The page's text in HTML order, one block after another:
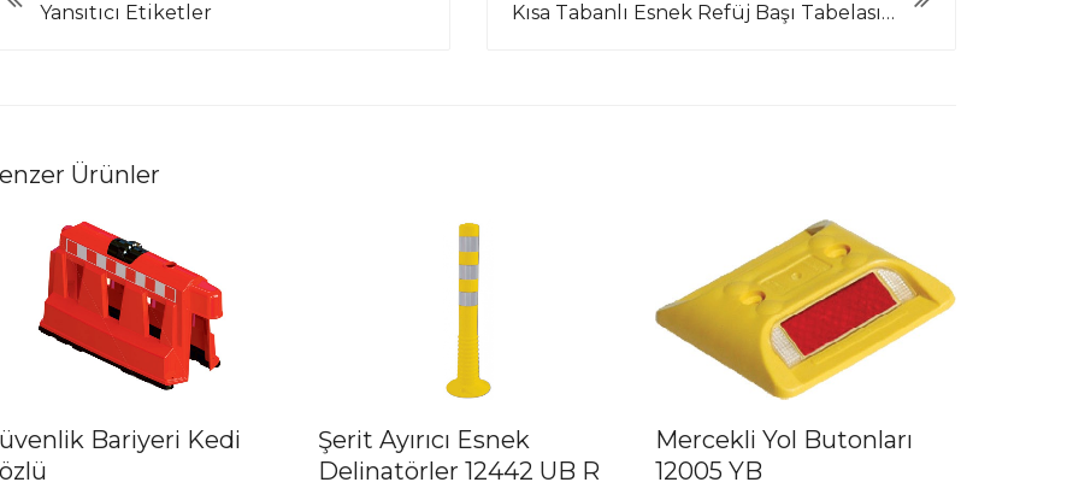
Yansıtıcı Etiketler Kısa Tabanlı Esnek Refüj Başı Tabelası UT 2604
Ürünler
Bariyeri Kedi
Şerit Ayırıcı Esnek
Delinatörler 12442 UB R
Mercekli Yol Butonları
12005 YB